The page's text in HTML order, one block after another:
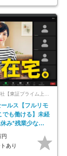
ミイダス株式会社【東証プライム上場パーソルグループ】
ルス【フルリモ
でも働ける】未経
み*残業少なめ*
り
あり